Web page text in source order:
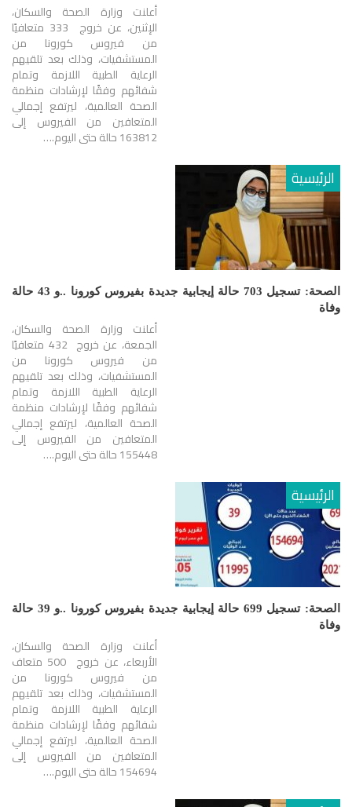
أعلنت وزارة الصحة والسكان،
الإثنين، عن خروج 333 متعافيًا
من فيروس كورونا من
المستشفيات، وذلك بعد تلقيهم
الرعاية الطبية اللازمة وتمام
شفائهم وفقًا لإرشادات منظمة
الصحة العالمية، ليرتفع إجمالي
المتعافين من الفيروس إلى
163812 حالة حتى اليوم.…
الرئيسية
الصحة: تسجيل 703 حالة إيجابية جديدة بفيروس كورونا ..و 43 حالة
وفاة
أعلنت وزارة الصحة والسكان،
الجمعة، عن خروج 432 متعافيًا
من فيروس كورونا من
المستشفيات، وذلك بعد تلقيهم
الرعاية الطبية اللازمة وتمام
شفائهم وفقًا لإرشادات منظمة
الصحة العالمية، ليرتفع إجمالي
المتعافين من الفيروس إلى
155448 حالة حتى اليوم.…
الرئيسية
الصحة: تسجيل 699 حالة إيجابية جديدة بفيروس كورونا ..و 39 حالة
وفاة
أعلنت وزارة الصحة والسكان،
الأربعاء، عن خروج 500 متعاف
من فيروس كورونا من
المستشفيات، وذلك بعد تلقيهم
الرعاية الطبية اللازمة وتمام
شفائهم وفقًا لإرشادات منظمة
الصحة العالمية، ليرتفع إجمالي
المتعافين من الفيروس إلى
154694 حالة حتى اليوم.…